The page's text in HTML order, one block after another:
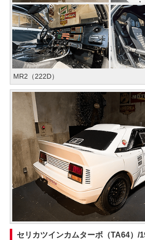
MR2（222D）
セリカツインカムターボ（TA64）/